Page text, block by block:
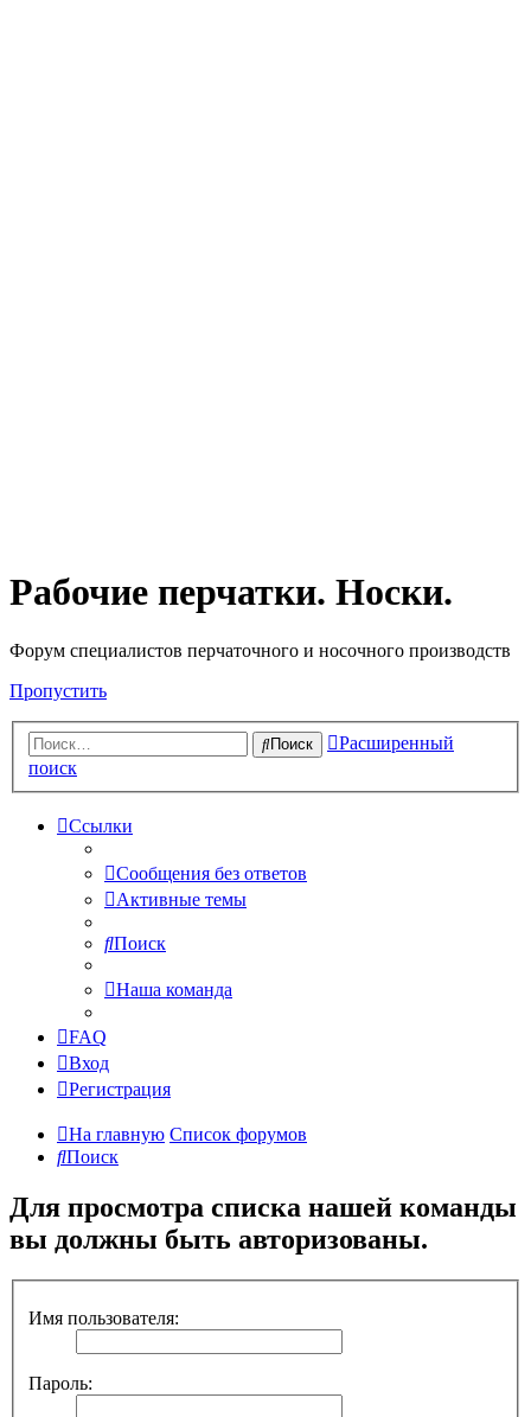
Рабочие перчатки. Носки.
Форум специалистов перчаточного и носочного производств
Пропустить
Поиск
Расширенный
поиск
Ссылки
Сообщения без ответов
Активные темы
Поиск
Наша команда
FAQ
Вход
Регистрация
На главную Список форумов
Поиск
Для просмотра списка нашей команды
вы должны быть авторизованы.
Имя пользователя:
Пароль: